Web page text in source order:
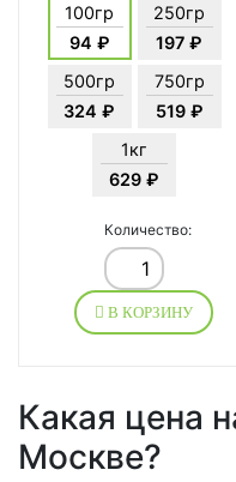
100гр
94 ₽
250гр
197 ₽
500гр
324 ₽
750гр
519 ₽
1кг
629 ₽
Количество:
В КОРЗИНУ
Какая цена
Москве?